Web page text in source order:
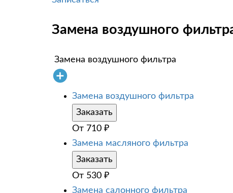
Замена воздушного
Замена воздушного фильтра
Замена воздушного фильтра
Заказать
От 710 ₽
Замена масляного фильтра
Заказать
От 530 ₽
Замена салонного фильтра